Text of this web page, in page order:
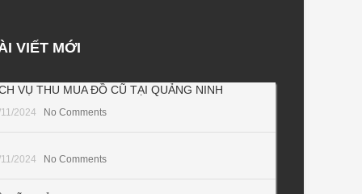
VIẾT MỚI
VỤ THU MUA ĐỒ CŨ TẠI QUẢNG NINH
2024 No Comments
2024 No Comments